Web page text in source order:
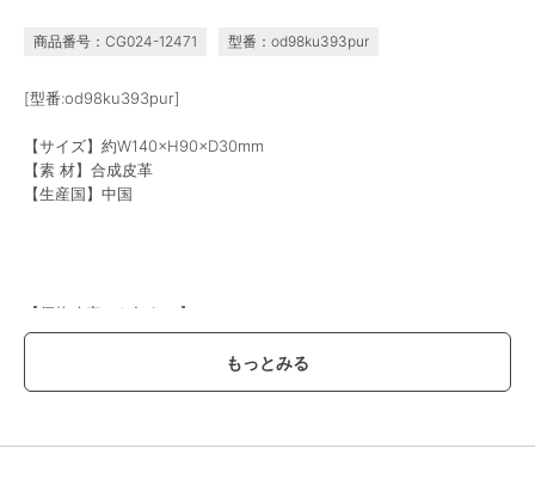
商品番号：CG024-12471 型番：od98ku393pur
[型番:od98ku393pur]
【サイズ】約W140×H90×D30mm
【素 材】合成皮革
【生産国】中国
【価格改定のお知らせ】
こちらの商品は価格改定を実施させていただきます。
お届けする商品についているタグが旧価格の場合がございますが
現在表示されているサイト表示価格が正しい販売価格です｡